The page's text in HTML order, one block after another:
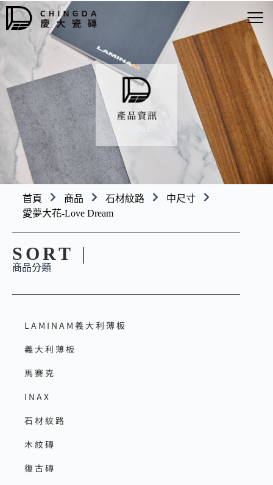
首頁 商品 石材紋路
中尺寸
愛夢大花-Love Dream
SORT |
商品分類
LAMINAM義大利薄板
義大利薄板
馬賽克
INAX
石材紋路
木紋磚
復古磚